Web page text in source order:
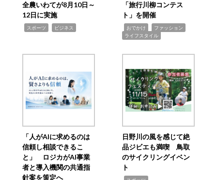
全農いわてが8月10日～
12日に実施
スポーツ ビジネス
「旅行川柳コンテス
ト」を開催
おでかけ ファッション
ライフスタイル
「人がAIに求めるのは
信頼し相談できるこ
と」 ロジカがAI事業
者と導入機関の共通指
針案を策定へ
日野川の風を感じて絶
品ジビエも満喫 鳥取
のサイクリングイベン
ト